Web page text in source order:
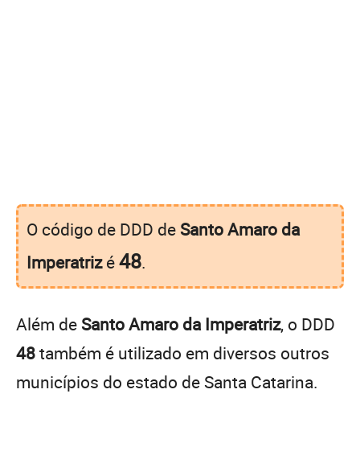
O código de DDD de Santo Amaro da
Imperatrizé48.
Além de Santo Amaro da Imperatriz, o DDD
48também é utilizado em diversos outros
municípios do estado de Santa Catarina.